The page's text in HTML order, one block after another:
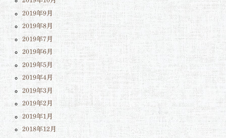
2019年9月
2019年8月
2019年7月
2019年6月
2019年5月
2019年4月
2019年3月
2019年2月
2019年1月
2018年12月